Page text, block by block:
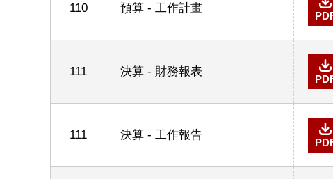
110 預算 - 工作計畫
111 決算 - 財務報表
111 決算 - 工作報告